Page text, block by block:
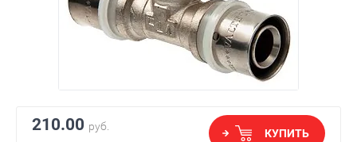
210.00 руб.
КУПИТЬ